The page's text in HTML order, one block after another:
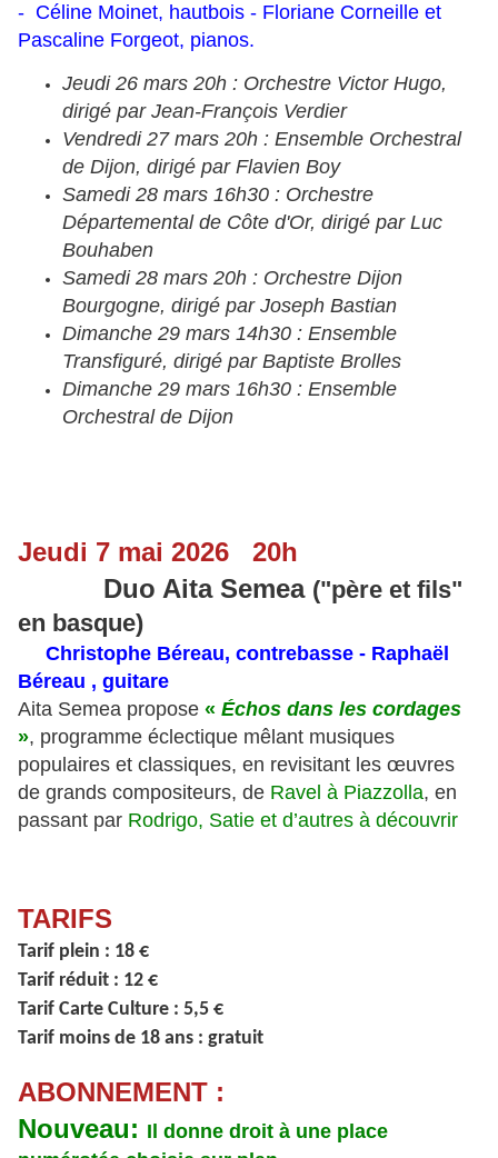
- Céline Moinet, hautbois - Floriane Corneille et
Pascaline Forgeot, pianos.
Jeudi 26 mars 20h : Orchestre Victor Hugo,
dirigé par Jean-François Verdier
Vendredi 27 mars 20h : Ensemble Orchestral
de Dijon, dirigé par Flavien Boy
Samedi 28 mars 16h30 : Orchestre
Départemental de Côte d'Or, dirigé par Luc
Bouhaben
Samedi 28 mars 20h : Orchestre Dijon
Bourgogne, dirigé par Joseph Bastian
Dimanche 29 mars 14h30 : Ensemble
Transfiguré, dirigé par Baptiste Brolles
Dimanche 29 mars 16h30 : Ensemble
Orchestral de Dijon
Jeudi 7 mai 2026 20h
Duo Aita Semea ("père et fils"
en basque)
Christophe Béreau, contrebasse - Raphaël
Béreau , guitare
Aita Semea propose « Échos dans les cordages
», programme éclectique mêlant musiques
populaires et classiques, en revisitant les œuvres
de grands compositeurs, de Ravel à Piazzolla, en
passant par Rodrigo, Satie et d’autres à découvrir
TARIFS
Tarif plein : 18 €
Tarif réduit : 12 €
Tarif Carte Culture : 5,5 €
Tarif moins de 18 ans : gratuit
ABONNEMENT :
Nouveau: Il donne droit à une place